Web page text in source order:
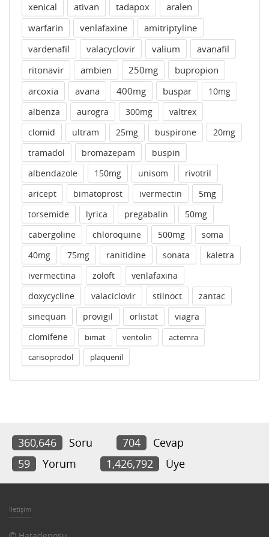
xenical
ativan tadapox
aralen
warfarin
venlafaxine
amitriptyline
vardenafil
valacyclovir valium
avanafil
ritonavir
ambien 250mg
bupropion
arcoxia
avana 400mg buspar
10mg
albenza
aurogra 300mg
valtrex
clomid
ultram 25mg buspirone
20mg
tramadol
bromazepam
buspin
albendazole
150mg unisom
rivotril
aricept
bimatoprost ivermectin
5mg
torsemide
lyrica pregabalin
50mg
cabergoline
chloroquine 500mg
soma
40mg
75mg ranitidine sonata
kaletra
ivermectina
zoloft
venlafaxina
doxycycline
valaciclovir stilnoct
zantac
sinequan
provigil orlistat
viagra
clomifene
bimat ventolin
actemra
carisoprodol
plaquenil
360,646 Soru 704
Cevap
59
Yorum 1,426,792 Üye
İletişim